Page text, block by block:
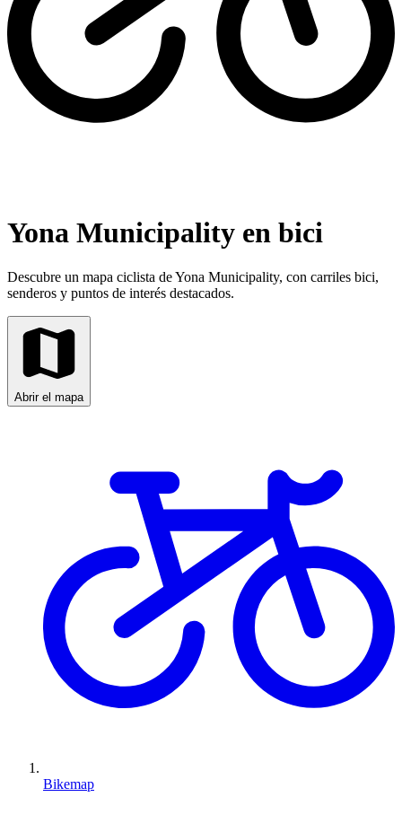
Yona Municipality en bici
Descubre un mapa ciclista de Yona Municipality, con carriles bici,
senderos y puntos de interés destacados.
Abrir el mapa
Bikemap